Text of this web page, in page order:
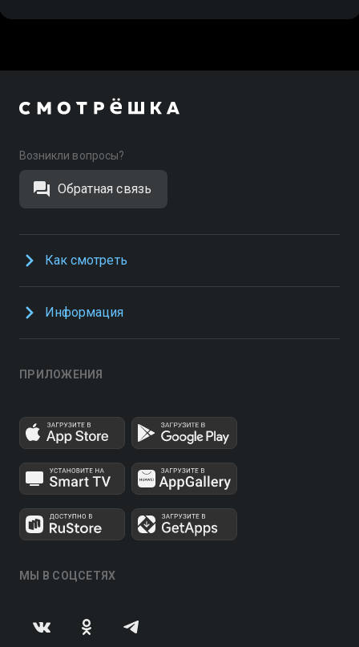
Возникли вопросы?
Обратная связь
Как смотреть
Информация
ПРИЛОЖЕНИЯ
МЫ В СОЦСЕТЯХ